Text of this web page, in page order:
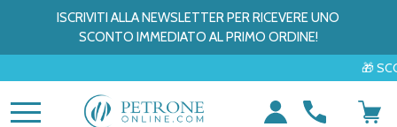
ISCRIVITI ALLA NEWSLETTER PER RICEVERE UNO
SCONTO IMMEDIATO AL PRIMO ORDINE!
🎁 SCOPRI